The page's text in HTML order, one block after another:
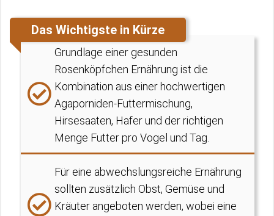
Das Wichtigste in Kürze
Grundlage einer gesunden
Rosenköpfchen Ernährung ist die
Kombination aus einer hochwertigen
Agaporniden-Futtermischung,
Hirsesaaten, Hafer und der richtigen
Menge Futter pro Vogel und Tag.
Für eine abwechslungsreiche Ernährung
sollten zusätzlich Obst, Gemüse und
Kräuter angeboten werden, wobei eine